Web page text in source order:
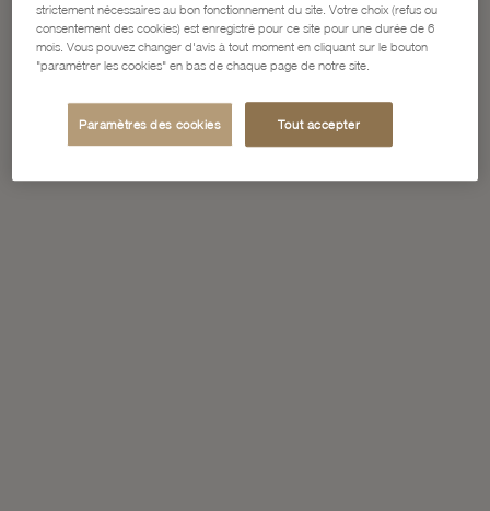
strictement nécessaires au bon fonctionnement du site. Votre choix (refus ou
consentement des cookies) est enregistré pour ce site pour une durée de 6
mois. Vous pouvez changer d'avis à tout moment en cliquant sur le bouton
"paramétrer les cookies" en bas de chaque page de notre site.
Paramètres des cookies Tout accepter